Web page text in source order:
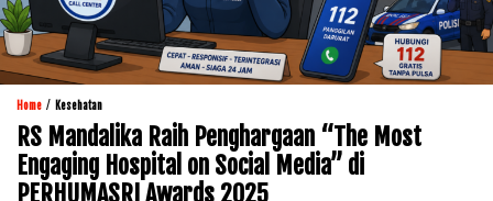
Home / Kesehatan
RS Mandalika Raih Penghargaan “The Most
Engaging Hospital on Social Media” di
PERHUMASRI Awards 2025